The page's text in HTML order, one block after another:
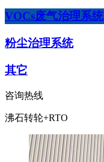
VOCs废气治理系统
粉尘治理系统
其它
咨询热线
沸石转轮+RTO